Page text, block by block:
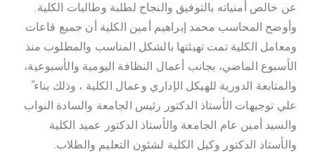
عن خالص أمنياته بالتوفيق والنجاح لطلبة وطالبات الكلية.
وأوضح المحاسب محمد إبراهيم أمين الكلية أن جميع قاعات
ومعامل الكلية تمت تهيئتها بالشكل المناسب والمطلوب منذ
الأسبوع الماضي، بجانب أعمال النظافة اليومية والأسبوعية،
والمتابعة الدورية للهيكل الإداري وعمال الكلية ، وذلك بناء ً
علي توجيهات الأستاذ الدكتور رئيس الجامعة والسادة النواب
والسيد أمين عام الجامعة والأستاذ الدكتور عميد الكلية
والأستاذ الدكتور وكيل الكلية لشئون التعليم والطلاب.